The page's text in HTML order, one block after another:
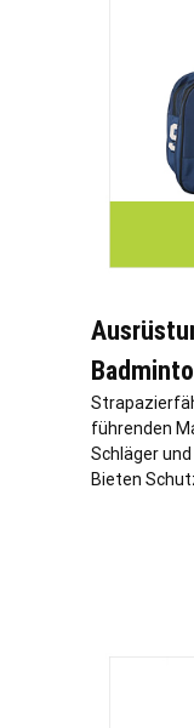
führenden
Schläger
Bieten